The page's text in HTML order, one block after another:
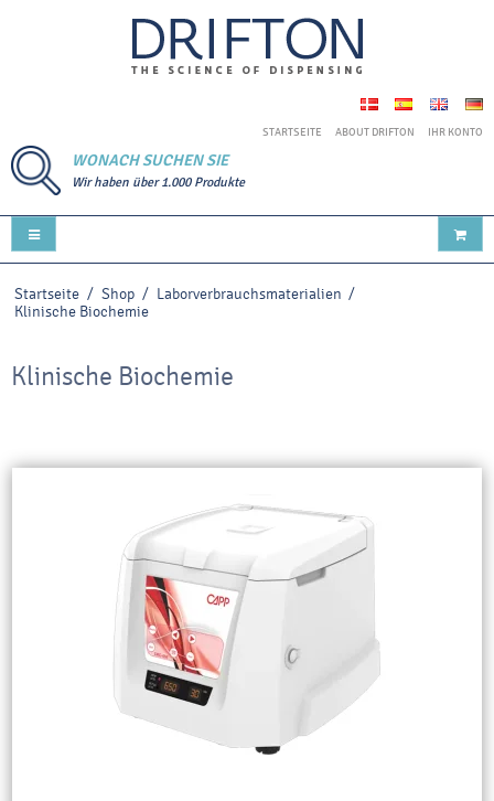
STARTSEITE ABOUT DRIFTON IHR KONTO
WONACH SUCHEN SIE
Wir haben über 1.000 Produkte
Startseite / Shop / Laborverbrauchsmaterialien /
Klinische Biochemie
Klinische Biochemie